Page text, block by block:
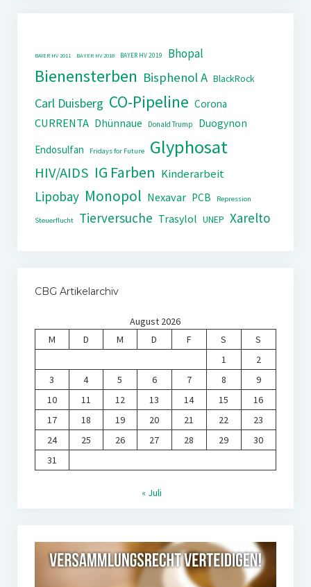
BAYER HV 2011 BAYER HV 2018 BAYER HV 2019 Bhopal
Bienensterben Bisphenol A BlackRock
Carl Duisberg CO-Pipeline Corona
CURRENTA Dhünnaue Donald Trump
Duogynon
Endosulfan
Fridays for Future Glyphosat
HIV/AIDS IG Farben Kinderarbeit
Lipobay Monopol Nexavar PCB Repression
Steuerflucht Tierversuche Trasylol UNEP Xarelto
CBG Artikelarchiv
August 2026
M
D M D F S
S
1
2
3
4 5 6 7 8
9
10
11 12 13 14 15
16
17
18 19 20 21 22
23
24
25 26 27 28 29
30
31
« Juli